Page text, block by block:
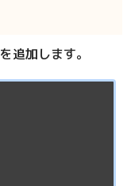
を追加します。